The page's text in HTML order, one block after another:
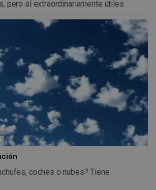
pero sí extraordinariamente útiles
coches o nubes? Tiene